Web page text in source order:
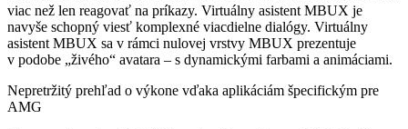
viac než len reagovať na príkazy. Virtuálny asistent MBUX je
navyše schopný viesť komplexné viacdielne dialógy. Virtuálny
asistent MBUX sa v rámci nulovej vrstvy MBUX prezentuje
v podobe „živého“ avatara – s dynamickými farbami a animáciami.
Nepretržitý prehľad o výkone vďaka aplikáciám špecifickým pre
AMG